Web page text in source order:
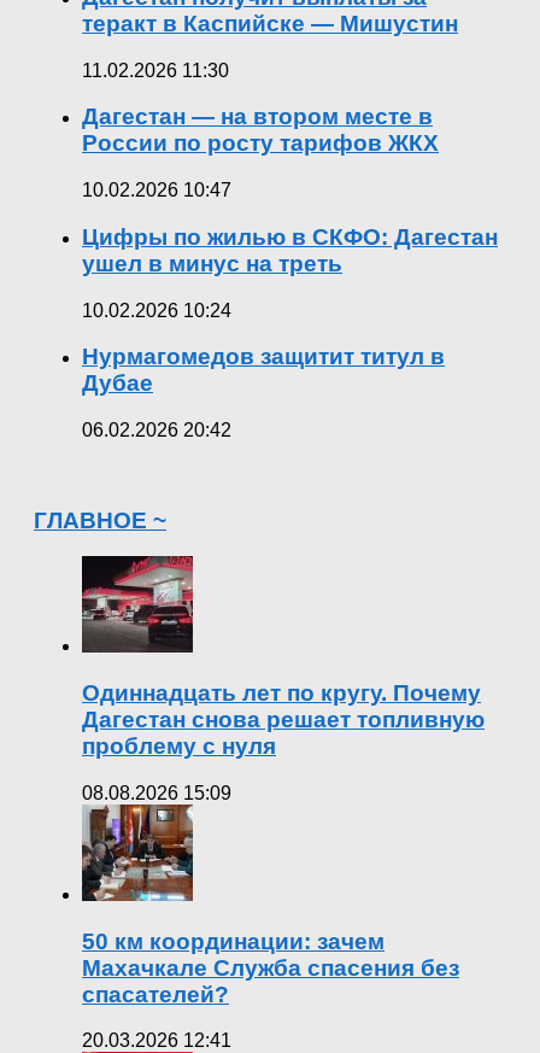
теракт в Каспийске — Мишустин
11.02.2026 11:30
Дагестан — на втором месте в
России по росту тарифов ЖКХ
10.02.2026 10:47
Цифры по жилью в СКФО: Дагестан
ушел в минус на треть
10.02.2026 10:24
Нурмагомедов защитит титул в
Дубае
06.02.2026 20:42
ГЛАВНОЕ ~
Одиннадцать лет по кругу. Почему
Дагестан снова решает топливную
проблему с нуля
08.08.2026 15:09
50 км координации: зачем
Махачкале Служба спасения без
спасателей?
20.03.2026 12:41